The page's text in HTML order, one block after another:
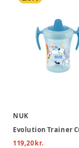
NUK
119,20 kr.